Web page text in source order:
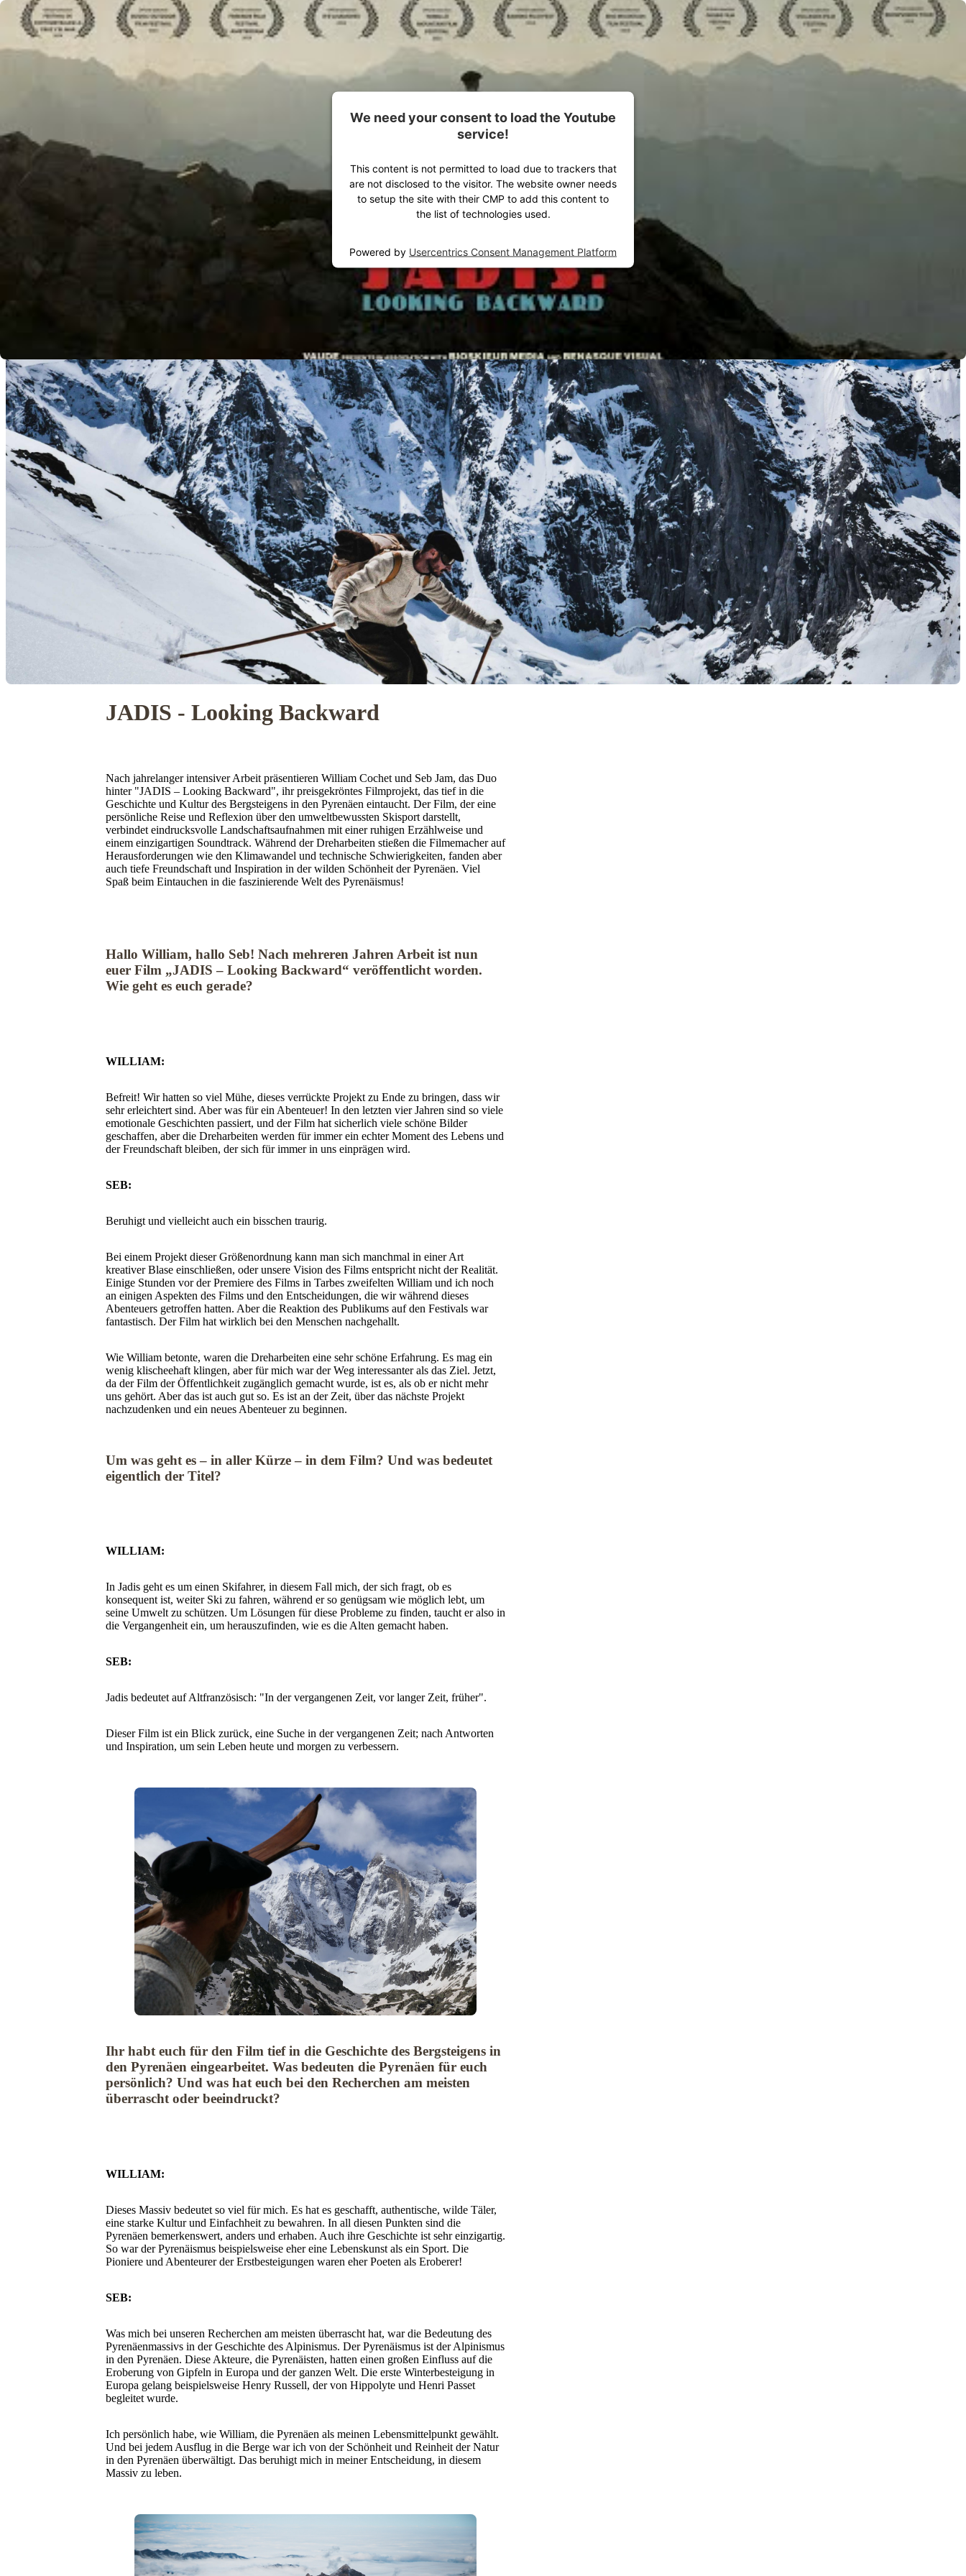
Zum Inhalt springen
Alles für dein Outdoor-Abenteuer
VAUDE Storys
JADIS - Looking Backward
Nach jahrelanger intensiver Arbeit präsentieren William Cochet und Seb Jam, das Duo
hinter "JADIS – Looking Backward", ihr preisgekröntes Filmprojekt, das tief in die
Geschichte und Kultur des Bergsteigens in den Pyrenäen eintaucht. Der Film, der eine
persönliche Reise und Reflexion über den umweltbewussten Skisport darstellt,
verbindet eindrucksvolle Landschaftsaufnahmen mit einer ruhigen Erzählweise und
einem einzigartigen Soundtrack. Während der Dreharbeiten stießen die Filmemacher auf
Herausforderungen wie den Klimawandel und technische Schwierigkeiten, fanden aber
auch tiefe Freundschaft und Inspiration in der wilden Schönheit der Pyrenäen. Viel
Spaß beim Eintauchen in die faszinierende Welt des Pyrenäismus!
We need your consent to load the Youtube
service!
This content is not permitted to load due to trackers that
are not disclosed to the visitor. The website owner needs
to setup the site with their CMP to add this content to
the list of technologies used.
Powered by Usercentrics Consent Management Platform
Hallo William, hallo Seb! Nach mehreren Jahren Arbeit ist nun
euer Film „JADIS – Looking Backward“ veröffentlicht worden.
Wie geht es euch gerade?
WILLIAM:
Befreit! Wir hatten so viel Mühe, dieses verrückte Projekt zu Ende zu bringen, dass wir
sehr erleichtert sind. Aber was für ein Abenteuer! In den letzten vier Jahren sind so viele
emotionale Geschichten passiert, und der Film hat sicherlich viele schöne Bilder
geschaffen, aber die Dreharbeiten werden für immer ein echter Moment des Lebens und
der Freundschaft bleiben, der sich für immer in uns einprägen wird.
SEB:
Beruhigt und vielleicht auch ein bisschen traurig.
Bei einem Projekt dieser Größenordnung kann man sich manchmal in einer Art
kreativer Blase einschließen, oder unsere Vision des Films entspricht nicht der Realität.
Einige Stunden vor der Premiere des Films in Tarbes zweifelten William und ich noch
an einigen Aspekten des Films und den Entscheidungen, die wir während dieses
Abenteuers getroffen hatten. Aber die Reaktion des Publikums auf den Festivals war
fantastisch. Der Film hat wirklich bei den Menschen nachgehallt.
Wie William betonte, waren die Dreharbeiten eine sehr schöne Erfahrung. Es mag ein
wenig klischeehaft klingen, aber für mich war der Weg interessanter als das Ziel. Jetzt,
da der Film der Öffentlichkeit zugänglich gemacht wurde, ist es, als ob er nicht mehr
uns gehört. Aber das ist auch gut so. Es ist an der Zeit, über das nächste Projekt
nachzudenken und ein neues Abenteuer zu beginnen.
Um was geht es – in aller Kürze – in dem Film? Und was bedeutet
eigentlich der Titel?
WILLIAM:
In Jadis geht es um einen Skifahrer, in diesem Fall mich, der sich fragt, ob es
konsequent ist, weiter Ski zu fahren, während er so genügsam wie möglich lebt, um
seine Umwelt zu schützen. Um Lösungen für diese Probleme zu finden, taucht er also in
die Vergangenheit ein, um herauszufinden, wie es die Alten gemacht haben.
SEB:
Jadis bedeutet auf Altfranzösisch: "In der vergangenen Zeit, vor langer Zeit, früher".
Dieser Film ist ein Blick zurück, eine Suche in der vergangenen Zeit; nach Antworten
und Inspiration, um sein Leben heute und morgen zu verbessern.
Ihr habt euch für den Film tief in die Geschichte des Bergsteigens in
den Pyrenäen eingearbeitet. Was bedeuten die Pyrenäen für euch
persönlich? Und was hat euch bei den Recherchen am meisten
überrascht oder beeindruckt?
WILLIAM:
Dieses Massiv bedeutet so viel für mich. Es hat es geschafft, authentische, wilde Täler,
eine starke Kultur und Einfachheit zu bewahren. In all diesen Punkten sind die
Pyrenäen bemerkenswert, anders und erhaben. Auch ihre Geschichte ist sehr einzigartig.
So war der Pyrenäismus beispielsweise eher eine Lebenskunst als ein Sport. Die
Pioniere und Abenteurer der Erstbesteigungen waren eher Poeten als Eroberer!
SEB:
Was mich bei unseren Recherchen am meisten überrascht hat, war die Bedeutung des
Pyrenäenmassivs in der Geschichte des Alpinismus. Der Pyrenäismus ist der Alpinismus
in den Pyrenäen. Diese Akteure, die Pyrenäisten, hatten einen großen Einfluss auf die
Eroberung von Gipfeln in Europa und der ganzen Welt. Die erste Winterbesteigung in
Europa gelang beispielsweise Henry Russell, der von Hippolyte und Henri Passet
begleitet wurde.
Ich persönlich habe, wie William, die Pyrenäen als meinen Lebensmittelpunkt gewählt.
Und bei jedem Ausflug in die Berge war ich von der Schönheit und Reinheit der Natur
in den Pyrenäen überwältigt. Das beruhigt mich in meiner Entscheidung, in diesem
Massiv zu leben.